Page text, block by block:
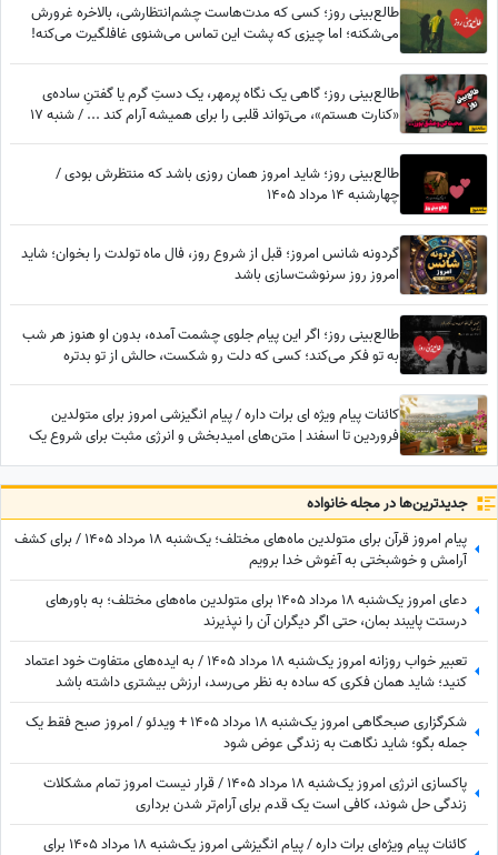
طالع‌بینی روز؛ کسی که مدت‌هاست چشم‌انتظارشی، بالاخره غرورش
می‌شکنه؛ اما چیزی که پشت این تماس می‌شنوی غافلگیرت می‌کنه!
طالع‌بینی روز؛ گاهی یک نگاه پرمهر، یک دستِ گرم یا گفتنِ ساده‌ی
«کنارت هستم»، می‌تواند قلبی را برای همیشه آرام کند ... / شنبه 17
طالع‌بینی روز؛ شاید امروز همان روزی باشد که منتظرش بودی /
چهارشنبه 14 مرداد 1405
گردونه شانس امروز؛ قبل از شروع روز، فال ماه تولدت را بخوان؛ شاید
امروز روز سرنوشت‌سازی باشد
طالع‌بینی روز؛ اگر این پیام جلوی چشمت آمده، بدون او هنوز هر شب
به تو فکر می‌کند؛ کسی که دلت رو شکست، حالش از تو بدتره
کائنات پیام ویژه ای برات داره / پیام انگیزشی امروز برای متولدین
فروردین تا اسفند | متن‌های امیدبخش و انرژی مثبت برای شروع یک
جدید‌ترین‌ها در مجله خانواده
پیام امروز قرآن برای متولدین ماه‌های مختلف؛ یک‌شنبه 18 مرداد 1405 / برای کشف
آرامش و خوشبختی به آغوش خدا برویم
دعای امروز یک‌شنبه 18 مرداد 1405 برای متولدین ماه‌های مختلف؛ به باورهای
درستت پایبند بمان، حتی اگر دیگران آن را نپذیرند
تعبیر خواب روزانه امروز یک‌شنبه 18 مرداد 1405 / به ایده‌های متفاوت خود اعتماد
کنید؛ شاید همان فکری که ساده به نظر می‌رسد، ارزش بیشتری داشته باشد
شکرگزاری صبحگاهی امروز یک‌شنبه 18 مرداد 1405 + ویدئو / امروز صبح فقط یک
جمله بگو؛ شاید نگاهت به زندگی عوض شود
پاکسازی انرژی امروز یک‌شنبه 18 مرداد 1405 / قرار نیست امروز تمام مشکلات
زندگی حل شوند، کافی است یک قدم برای آرام‌تر شدن برداری
کائنات پیام ویژه‌ای برات داره / پیام انگیزشی امروز یک‌شنبه 18 مرداد 1405 برای